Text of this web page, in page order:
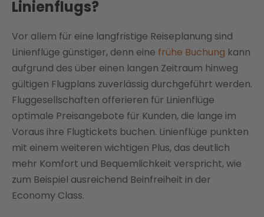
Linienflugs?
Vor allem für eine langfristige Reiseplanung sind
Linienflüge günstiger, denn eine frühe Buchung kann
aufgrund des über einen langen Zeitraum hinweg
gültigen Flugplans zuverlässig durchgeführt werden.
Fluggesellschaften offerieren für Linienflüge
optimale Preisangebote für Kunden, die lange im
Voraus ihre Flugtickets buchen. Linienflüge punkten
mit einem weiteren wichtigen Plus, das deutlich
mehr Komfort und Bequemlichkeit verspricht, wie
zum Beispiel ausreichend Beinfreiheit in der
Economy Class.